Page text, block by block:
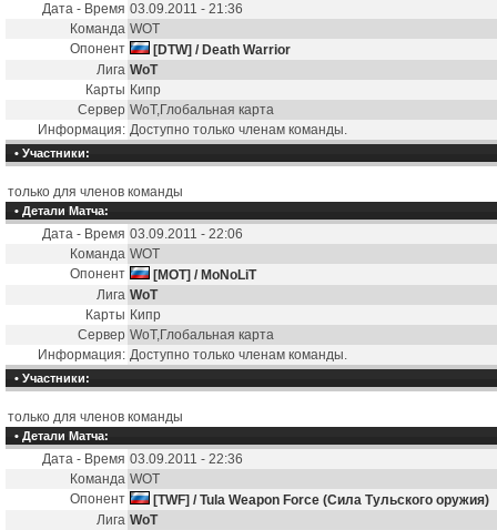
Дата - Время 03.09.2011 - 21:36
Команда WOT
Опонент
[DTW] / Death Warrior
Лига WoT
Карты Кипр
Сервер WoT,Глобальная карта
Информация: Доступно только членам команды.
• Участники:
только для членов команды
• Детали Матча:
Дата - Время 03.09.2011 - 22:06
Команда WOT
Опонент
[MOT] / MoNoLiT
Лига WoT
Карты Кипр
Сервер WoT,Глобальная карта
Информация: Доступно только членам команды.
• Участники:
только для членов команды
• Детали Матча:
Дата - Время 03.09.2011 - 22:36
Команда WOT
Опонент
[TWF] / Tula Weapon Force (Сила Тульского оружия)
Лига WoT